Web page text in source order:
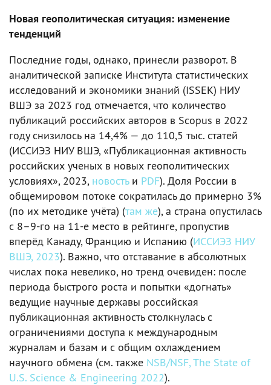
Новая геополитическая ситуация: изменение
тенденций
Последние годы, однако, принесли разворот. В
аналитической записке Института статистических
исследований и экономики знаний (ISSEK) НИУ
ВШЭ за 2023 год отмечается, что количество
публикаций российских авторов в Scopus в 2022
году снизилось на 14,4% — до 110,5 тыс. статей
(ИССИЭЗ НИУ ВШЭ, «Публикационная активность
российских ученых в новых геополитических
условиях», 2023, новостьи PDF). Доля России в
общемировом потоке сократилась до примерно 3%
(по их методике учёта) (там же), а страна опустилась
с 8–9-го на 11-е место в рейтинге, пропустив
вперёд Канаду, Францию и Испанию (ИССИЭЗ НИУ
ВШЭ, 2023). Важно, что отставание в абсолютных
числах пока невелико, но тренд очевиден: после
периода быстрого роста и попытки «догнать»
ведущие научные державы российская
публикационная активность столкнулась с
ограничениями доступа к международным
журналам и базам и с общим охлаждением
научного обмена (см. также NSB/NSF, The State of
U.S. Science & Engineering 2022).